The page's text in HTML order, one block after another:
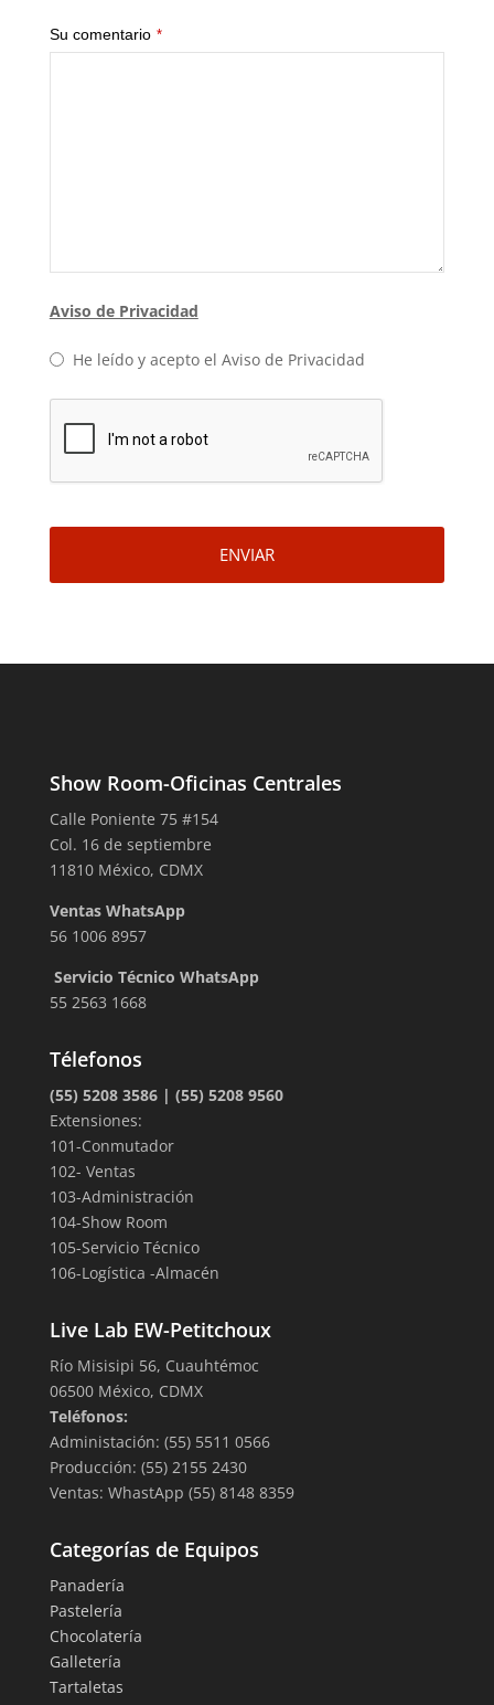
Website
URL
Su comentario *
Aviso de Privacidad
He leído y acepto el Aviso de Privacidad
ENVIAR
Show Room-Oficinas Centrales
Calle Poniente 75 #154
Col. 16 de septiembre
11810 México, CDMX
Ventas WhatsApp
56 1006 8957
Servicio Técnico WhatsApp
55 2563 1668
Télefonos
(55) 5208 3586 | (55) 5208 9560
Extensiones:
101-Conmutador
102- Ventas
103-Administración
104-Show Room
105-Servicio Técnico
106-Logística -Almacén
Live Lab EW-Petitchoux
Río Misisipi 56, Cuauhtémoc
06500 México, CDMX
Teléfonos:
Administación: (55) 5511 0566
Producción: (55) 2155 2430
Ventas: WhastApp (55) 8148 8359
Categorías de Equipos
Panadería
Pastelería
Chocolatería
Galletería
Tartaletas